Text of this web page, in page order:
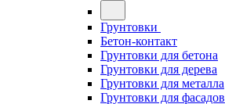
Грунтовки
Бетон-контакт
Грунтовки для бетона
Грунтовки для дерева
Грунтовки для металла
Грунтовки для фасадов